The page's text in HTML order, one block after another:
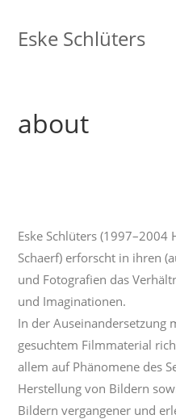
Inhalt
springen
Eske Schlüters
about
Eske Schlüters (1997–2004
Schaerf) erforscht in ihren
und Fotografien das
und Imaginationen.
In der Auseinandersetzung
gesuchtem Filmmaterial
allem auf Phänomene des
Herstellung von Bildern
Bildern vergangener und